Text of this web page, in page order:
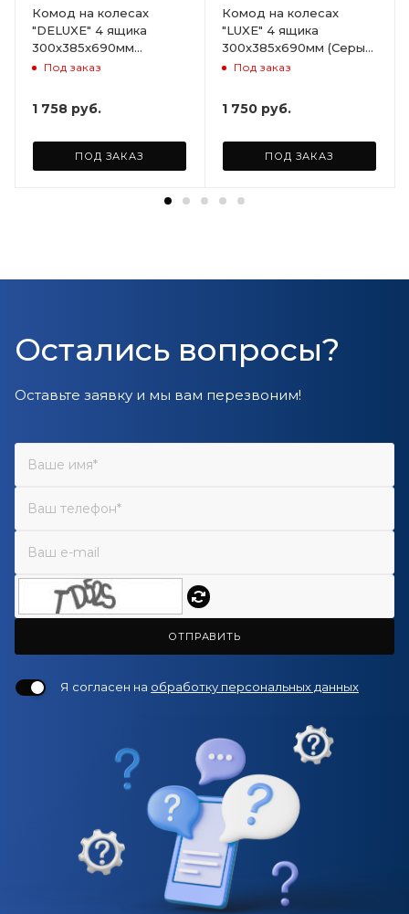
Комод на колесах
"DELUXE" 4 ящика
300х385х690мм
(Светло-бежевый)
Под заказ
1 758 руб.
ПОД ЗАКАЗ
Комод на колесах
"LUXE" 4 ящика
300х385х690мм (Серый)
ARD258086
Под заказ
1 750 руб.
ПОД ЗАКАЗ
Остались вопросы?
Оставьте заявку и мы вам перезвоним!
ОТПРАВИТЬ
Я согласен на обработку персональных данных